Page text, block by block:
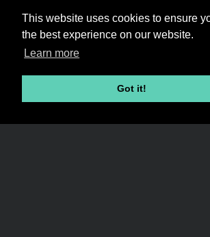
This website uses cookies to ensure
the best experience on our website.
Learn more
Got it!